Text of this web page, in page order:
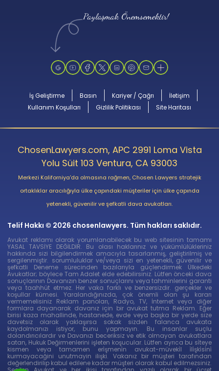
Paylaşmak Önemsemektir!
İş Geliştirme Basın Kariyer / Çağrı
İletişim
Kullanım Koşulları
Gizlilik Politikası Site Haritası
ChosenLawyers.com, APC 2991 Loma Vista
Yolu Süit 103 Ventura, CA 93003
Merkezi Kaliforniya'da olmasına rağmen, Chosen Lawyers stratejik
ortaklıklar aracılığıyla ülke çapındaki müşteriler için ülke çapında
yetenekli, güvenilir ve şefkatli dava avukatları.
Telif Hakkı © 2026 chosenlawyers. Tüm hakları saklıdır.
Avukat reklamı olarak yorumlanabilecek bu web sitesinin tamamı
YASAL TAVSİYE DEĞİLDİR. Bu olası haklarınız ve yükümlülükleriniz
hakkında sizi bilgilendirmek amacıyla tasarlanmış, geliştirilmiş ve
sergilenmiştir. sorumluluklar ve/veya sizi en yetenekli, güvenilir ve
şefkatli Deneme sürecinden bazılarıyla güçlendirmek Ülkedeki
Avukatlar; böylece Tam Adalet elde edebilirsiniz. Lütfen önceki dava
sonuçlarının Davanızın benzer sonuçlarını veya tahminlerini garanti
veya taahhüt etmez. Her vaka farklı ve benzersizdir. gerçekler ve
koşullar kümesi. Yaralandığınızda, çok önemli olan şu kararı
vermemelisiniz Reklam panoları, Radyo, TV, İnternet veya diğer
formlara dayanarak davanız için bir avukat tutma Reklam. Eğer
birisi kaza mahallinde, hastanede, evde veya başka bir yerde size
davetsiz olarak yaklaşırsa sokak sizden falanca avukata
kaydolmanızı istiyor, bunu yapmayın. Bu insanlar suçlu
dolandırıcılardır ve Davanızı beceriksiz ve etik olmayan avukatlara
satan, Hukuk Değirmenlerini işleten koşucular. Lütfen ayrıca bu si̇teye
kismen veya tamamen eri̇şmeni̇n avukat-müveki̇l i̇li̇şki̇si̇ni̇
kurmayacağini unutmayin ilişki. Vakanız bir müşteri tarafından
değerlendirilip kabul edilene kadar müşteri olarak kabul edilmezsiniz.